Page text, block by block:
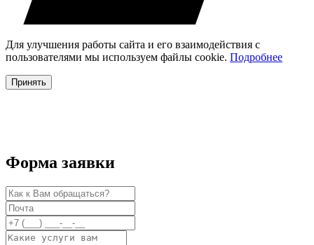
Для улучшения работы сайта и его взаимодействия с
пользователями мы используем файлы cookie. Подробнее
Принять
Форма заявки